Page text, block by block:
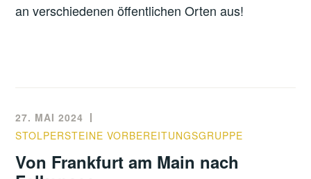
an verschiedenen öffentlichen Orten aus!
27. MAI 2024
STOLPERSTEINE VORBEREITUNGSGRUPPE
Von Frankfurt am Main nach